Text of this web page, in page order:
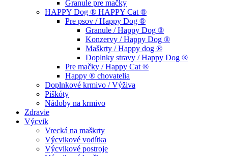
Granule pre mačky
HAPPY Dog ® HAPPY Cat ®
Pre psov / Happy Dog ®
Granule / Happy Dog ®
Konzervy / Happy Dog ®
Maškrty / Happy dog ®
Doplnky stravy / Happy Dog ®
Pre mačky / Happy Cat ®
Happy ® chovatelia
Doplnkové krmivo / Výživa
Piškóty
Nádoby na krmivo
Zdravie
Výcvik
Vrecká na maškrty
Výcvikové vodítka
Výcvikové postroje